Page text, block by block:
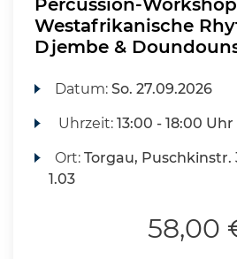
Percussion-
Westafrikanische
Djembe &
Datum:So. 27.09.2026
Uhrzeit:13:00 - 18:00 Uhr
Ort:Torgau, Puschkinstr.
1.03
58,00